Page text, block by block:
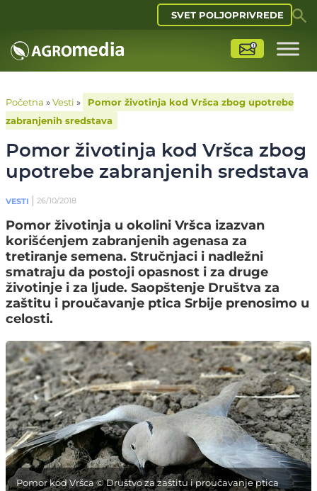
SVET POLJOPRIVREDE
Početna »Vesti »
Pomor životinja kod Vršca zbog upotrebe
zabranjenih sredstava
Pomor životinja kod Vršca zbog
upotrebe zabranjenih sredstava
VESTI 26/10/2018
Pomor životinja u okolini Vršca izazvan
korišćenjem zabranjenih agenasa za
tretiranje semena. Stručnjaci i nadležni
smatraju da postoji opasnost i za druge
životinje i za ljude. Saopštenje Društva za
zaštitu i proučavanje ptica Srbije prenosimo u
celosti.
Pomor kod Vršca © Društvo za zaštitu i proučavanje ptica